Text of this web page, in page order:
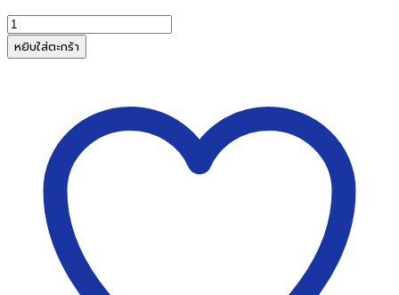
จำนวน
เครื่อง
นับ
3200MG
หยิบใส่ตะกร้า